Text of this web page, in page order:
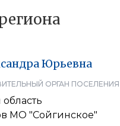
Юрьевна
ОРГАН ПОСЕЛЕНИЯ
МО "Сойгинское"